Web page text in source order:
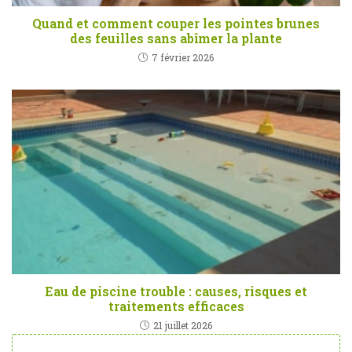
Quand et comment couper les pointes brunes
des feuilles sans abîmer la plante
7 février 2026
Eau de piscine trouble : causes, risques et
traitements efficaces
21 juillet 2026